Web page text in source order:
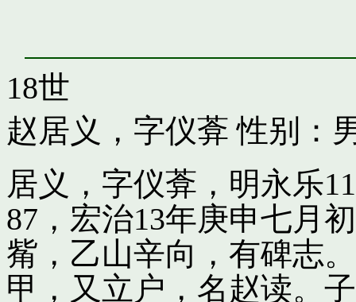
18世
赵居义，字仪葊 性别：
居义，字仪葊，明永乐
87，宏治13年庚申七月
觜，乙山辛向，有碑志
甲，又立户，名赵读。